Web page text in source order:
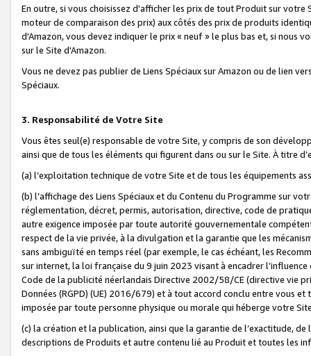
En outre, si vous choisissez d'afficher les prix de tout Produit sur
moteur de comparaison des prix) aux côtés des prix de produits
d'Amazon, vous devez indiquer le prix « neuf » le plus bas et, si nous
sur le Site d'Amazon.
Vous ne devez pas publier de Liens Spéciaux sur Amazon ou de lien
Spéciaux.
3. Responsabilité de Votre Site
Vous êtes seul(e) responsable de votre Site, y compris de son
ainsi que de tous les éléments qui figurent dans ou sur le Site. À titre
(a) l’exploitation technique de votre Site et de tous les équipements
(b) l’affichage des Liens Spéciaux et du Contenu du Programme sur
réglementation, décret, permis, autorisation, directive, code de
autre exigence imposée par toute autorité gouvernementale
respect de la vie privée, à la divulgation et la garantie que les
sans ambiguïté en temps réel (par exemple, le cas échéant, les
sur internet, la loi française du 9 juin 2023 visant à encadrer
Code de la publicité néerlandais Directive 2002/58/CE (directive vie
Données (RGPD) (UE) 2016/679) et à tout accord conclu entre vous
imposée par toute personne physique ou morale qui héberge votre
(c) la création et la publication, ainsi que la garantie de l’exactitude,
descriptions de Produits et autre contenu lié au Produit et toutes les